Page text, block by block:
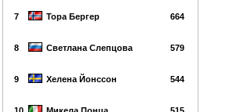
7 Тора Бергер 664
8 Светлана Слепцова 579
9 Хелена Йонссон 544